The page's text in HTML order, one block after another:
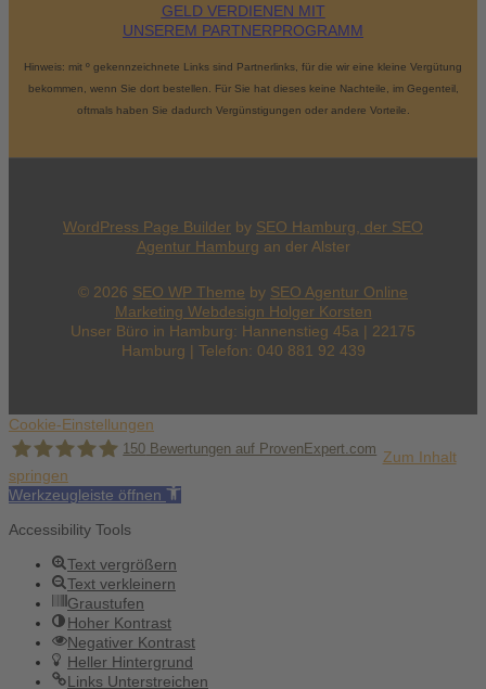
GELD VERDIENEN MIT
UNSEREM PARTNERPROGRAMM
Hinweis: mit º gekennzeichnete Links sind Partnerlinks, für die wir eine kleine Vergütung
bekommen, wenn Sie dort bestellen. Für Sie hat dieses keine Nachteile, im Gegenteil,
oftmals haben Sie dadurch Vergünstigungen oder andere Vorteile.
WordPress Page Builder by SEO Hamburg, der SEO
Agentur Hamburg an der Alster
© 2026 SEO WP Theme by SEO Agentur Online
Marketing Webdesign Holger Korsten
Unser Büro in Hamburg: Hannenstieg 45a | 22175
Hamburg | Telefon: 040 881 92 439
Cookie-Einstellungen
150 Bewertungen auf ProvenExpert.com Zum Inhalt
springen
Werkzeugleiste öffnen
Accessibility Tools
Text vergrößern
Text verkleinern
Graustufen
Hoher Kontrast
Negativer Kontrast
Heller Hintergrund
Links Unterstreichen